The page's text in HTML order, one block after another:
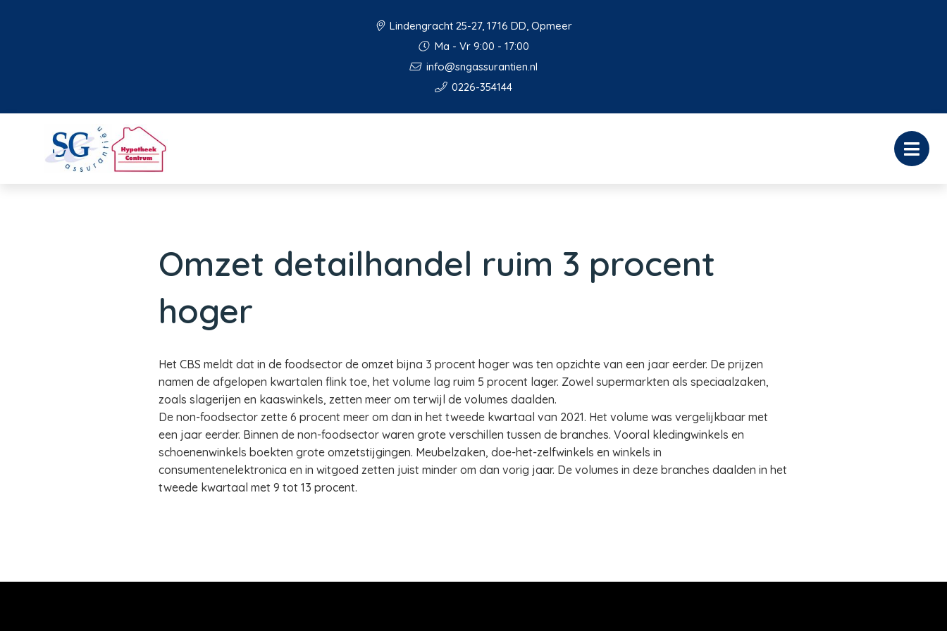
Lindengracht 25-27, 1716 DD, Opmeer
Ma - Vr 9:00 - 17:00
info@sngassurantien.nl
0226-354144
Omzet detailhandel ruim 3 procent
hoger
Het CBS meldt dat in de foodsector de omzet bijna 3 procent hoger was ten opzichte van een jaar eerder. De prijzen
namen de afgelopen kwartalen flink toe, het volume lag ruim 5 procent lager. Zowel supermarkten als speciaalzaken,
zoals slagerijen en kaaswinkels, zetten meer om terwijl de volumes daalden.
De non-foodsector zette 6 procent meer om dan in het tweede kwartaal van 2021. Het volume was vergelijkbaar met
een jaar eerder. Binnen de non-foodsector waren grote verschillen tussen de branches. Vooral kledingwinkels en
schoenenwinkels boekten grote omzetstijgingen. Meubelzaken, doe-het-zelfwinkels en winkels in
consumentenelektronica en in witgoed zetten juist minder om dan vorig jaar. De volumes in deze branches daalden in het
tweede kwartaal met 9 tot 13 procent.